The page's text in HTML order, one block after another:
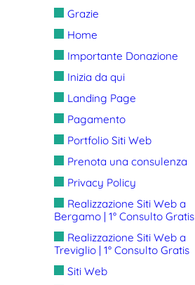
Grazie
Home
Importante Donazione
Inizia da qui
Landing Page
Pagamento
Portfolio Siti Web
Prenota una consulenza
Privacy Policy
Realizzazione Siti Web a
Bergamo | 1° Consulto Gratis
Realizzazione Siti Web a
Treviglio | 1° Consulto Gratis
Siti Web